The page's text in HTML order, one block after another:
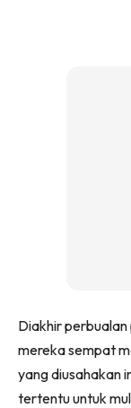
Diakhir perbualan
mereka sempat
yang diusahakan
tertentu untuk